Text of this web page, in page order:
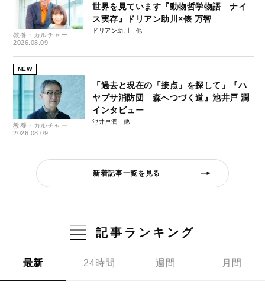
教養・カルチャー
2026.08.09
世界を見ています『動物哲学物語 ナイ
ス実存』ドリアン助川×俵 万智
ドリアン助川
NEW
教養・カルチャー
2026.08.09
「過去と現在の「接点」を探して」『ハ
ヤブサ消防団 森へつづく道』池井戸 潤
インタビュー
池井戸潤
新着記事一覧を見る
記事ランキング
最新 24時間 週間 月間